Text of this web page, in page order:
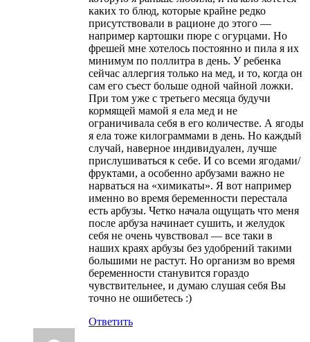
каких то блюд, которые крайне редко
присутствовали в рационе до этого —
например картошки пюре с огурцами. Но
фрешей мне хотелось постоянно и пила я их
минимум по поллитра в день. У ребенка
сейчас аллергия только на мед, и то, когда он
сам его съест больше одной чайной ложки.
При том уже с третьего месяца будучи
кормящей мамой я ела мед и не
ограничивала себя в его количестве. А ягоды
я ела тоже килограммами в день. Но каждый
случай, наверное индивидуален, лучше
прислушиваться к себе. И со всеми ягодами/
фруктами, а особенно арбузами важно не
нарваться на «химикаты». Я вот например
именно во время беременности перестала
есть арбузы. Четко начала ощущать что меня
после арбуза начинает сушить, и желудок
себя не очень чувствовал — все таки в
наших краях арбузы без удобрений такими
большими не растут. Но организм во время
беременности станувится гораздо
чувствительнее, и думаю слушая себя Вы
точно не ошибетесь :)
Ответить